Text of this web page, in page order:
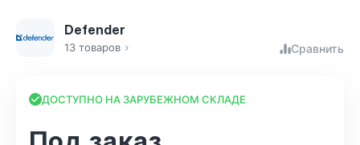
Defender
13 товаров Сравнить
ДОСТУПНО НА ЗАРУБЕЖНОМ СКЛАДЕ